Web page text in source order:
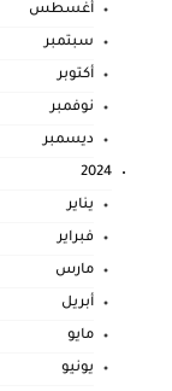
أغسطس
سبتمبر
أكتوبر
نوفمبر
ديسمبر
2024
يناير
فبراير
مارس
أبريل
مايو
يونيو